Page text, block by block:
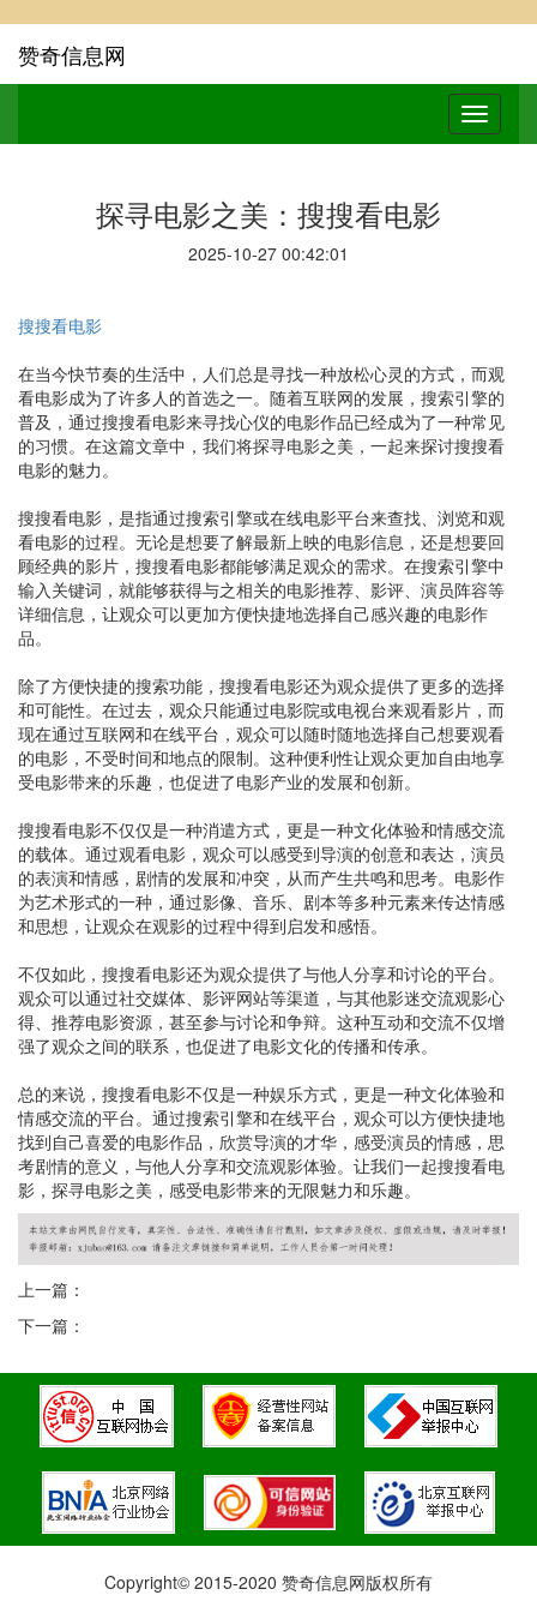
赞奇信息网
探寻电影之美：搜搜看电影
2025-10-27 00:42:01
搜搜看电影
在当今快节奏的生活中，人们总是寻找一种放松心灵的方式，而观
看电影成为了许多人的首选之一。随着互联网的发展，搜索引擎的
普及，通过搜搜看电影来寻找心仪的电影作品已经成为了一种常见
的习惯。在这篇文章中，我们将探寻电影之美，一起来探讨搜搜看
电影的魅力。
搜搜看电影，是指通过搜索引擎或在线电影平台来查找、浏览和观
看电影的过程。无论是想要了解最新上映的电影信息，还是想要回
顾经典的影片，搜搜看电影都能够满足观众的需求。在搜索引擎中
输入关键词，就能够获得与之相关的电影推荐、影评、演员阵容等
详细信息，让观众可以更加方便快捷地选择自己感兴趣的电影作
品。
除了方便快捷的搜索功能，搜搜看电影还为观众提供了更多的选择
和可能性。在过去，观众只能通过电影院或电视台来观看影片，而
现在通过互联网和在线平台，观众可以随时随地选择自己想要观看
的电影，不受时间和地点的限制。这种便利性让观众更加自由地享
受电影带来的乐趣，也促进了电影产业的发展和创新。
搜搜看电影不仅仅是一种消遣方式，更是一种文化体验和情感交流
的载体。通过观看电影，观众可以感受到导演的创意和表达，演员
的表演和情感，剧情的发展和冲突，从而产生共鸣和思考。电影作
为艺术形式的一种，通过影像、音乐、剧本等多种元素来传达情感
和思想，让观众在观影的过程中得到启发和感悟。
不仅如此，搜搜看电影还为观众提供了与他人分享和讨论的平台。
观众可以通过社交媒体、影评网站等渠道，与其他影迷交流观影心
得、推荐电影资源，甚至参与讨论和争辩。这种互动和交流不仅增
强了观众之间的联系，也促进了电影文化的传播和传承。
总的来说，搜搜看电影不仅是一种娱乐方式，更是一种文化体验和
情感交流的平台。通过搜索引擎和在线平台，观众可以方便快捷地
找到自己喜爱的电影作品，欣赏导演的才华，感受演员的情感，思
考剧情的意义，与他人分享和交流观影体验。让我们一起搜搜看电
影，探寻电影之美，感受电影带来的无限魅力和乐趣。
上一篇：
下一篇：
Copyright© 2015-2020 赞奇信息网版权所有